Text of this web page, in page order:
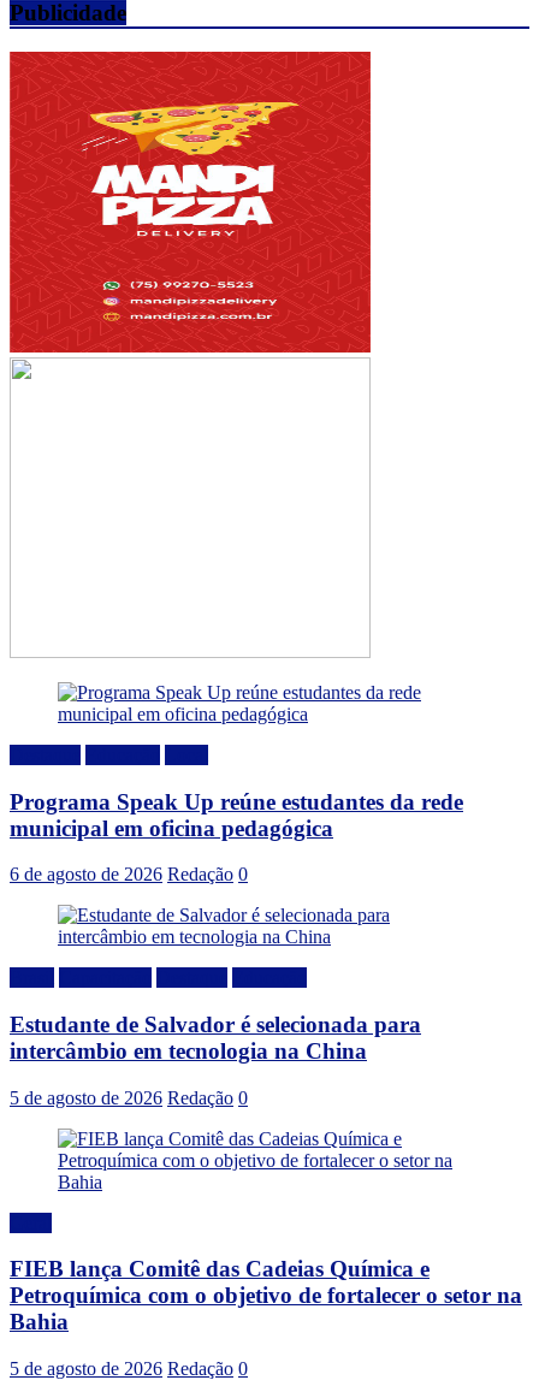
Publicidade
Programa Speak Up reúne estudantes da rede
municipal em oficina pedagógica
6 de agosto de 2026 Redação 0
Estudante de Salvador é selecionada para
intercâmbio em tecnologia na China
5 de agosto de 2026 Redação 0
FIEB lança Comitê das Cadeias Química e
Petroquímica com o objetivo de fortalecer o setor na
Bahia
5 de agosto de 2026 Redação 0